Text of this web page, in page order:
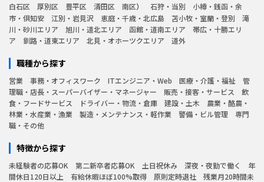
白石区
厚別区 豊平区 清田区 南区 石狩・当別
小樽・銭函・余
市・倶知安
江別・岩見沢 恵庭・千歳・北広島 苫小牧・室蘭・登別
滝
川・砂川エリア
旭川・道北エリア 函館・道南エリア
帯広・十勝エリ
ア
釧路・道東エリア 北見・オホーツクエリア 道外
職種から探す
営業 事務・オフィスワーク ITエンジニア・Web 医療・介護・福祉
管
理職・店長・スーパーバイザー・マネージャー
販売・接客・サービス
飲
食・フードサービス
ドライバー・物流・倉庫 建設・土木
農業・酪農・
林業・水産業・漁業
製造・メンテナンス・軽作業 警備・ビル管理
専門
職・その他
特徴から探す
未経験者の応募OK 第二新卒者応募OK 土日祝休み 深夜・夜勤で働く
年
間休日120日以上
有給休暇ほぼ100%取得 原則定時退社
残業月20時間未